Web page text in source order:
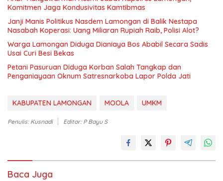
Komitmen Jaga Kondusivitas Kamtibmas
Janji Manis Politikus Nasdem Lamongan di Balik Nestapa
Nasabah Koperasi: Uang Miliaran Rupiah Raib, Polisi Alot?
Warga Lamongan Diduga Dianiaya Bos Ababil Secara Sadis
Usai Curi Besi Bekas
Petani Pasuruan Diduga Korban Salah Tangkap dan
Penganiayaan Oknum Satresnarkoba Lapor Polda Jati
KABUPATEN LAMONGAN MOOLA UMKM
Penulis: Kusnadi Editor: P Bayu S
Baca Juga